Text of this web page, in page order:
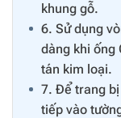
khung gỗ.
6. Sử dụng
dàng khi ống
tán kim loại.
7. Để trang
tiếp vào